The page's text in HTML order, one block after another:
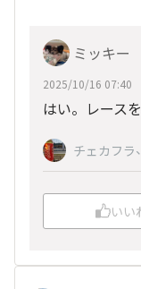
ミッキー
2025/10/16 07:40
はい。レース
チェカフラ、
いい